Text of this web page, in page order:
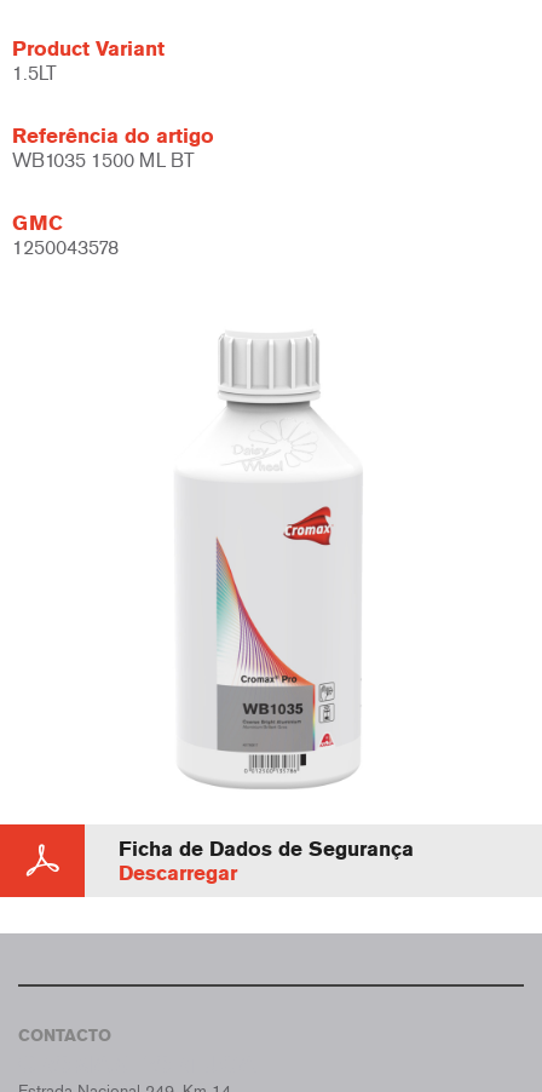
Product Variant
1.5LT
Referência do artigo
WB1035 1500 ML BT
GMC
1250043578
Ficha de Dados de Segurança
Descarregar
CONTACTO